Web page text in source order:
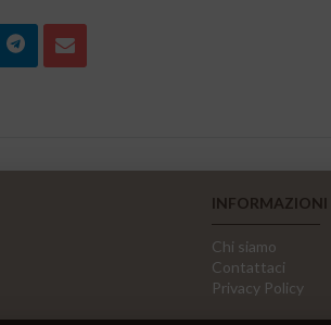
INFORMAZIONI
Chi siamo
Contattaci
Privacy Policy